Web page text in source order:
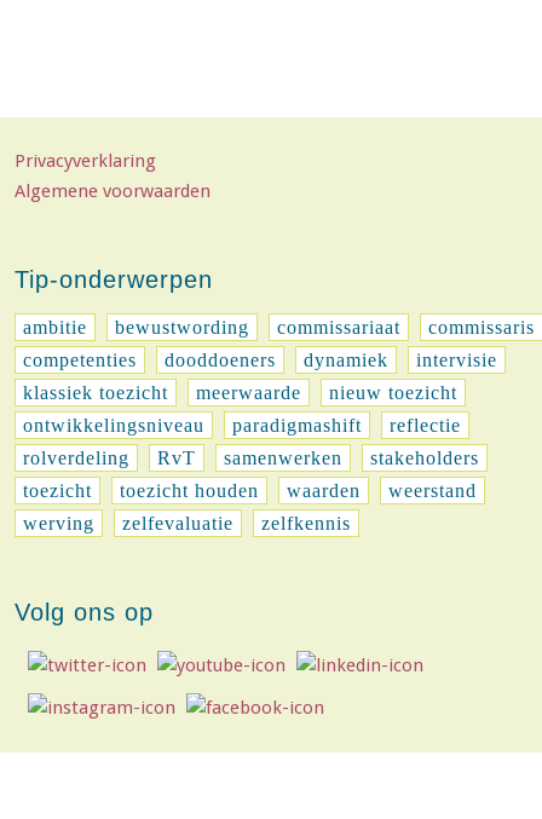
Privacyverklaring
Algemene voorwaarden
Tip-onderwerpen
ambitie bewustwording commissariaat
commissaris
competenties
dooddoeners dynamiek
intervisie
klassiek toezicht
meerwaarde
nieuw toezicht
ontwikkelingsniveau
paradigmashift
reflectie
rolverdeling
RvT samenwerken
stakeholders
toezicht
toezicht houden waarden
weerstand
werving
zelfevaluatie zelfkennis
Volg ons op